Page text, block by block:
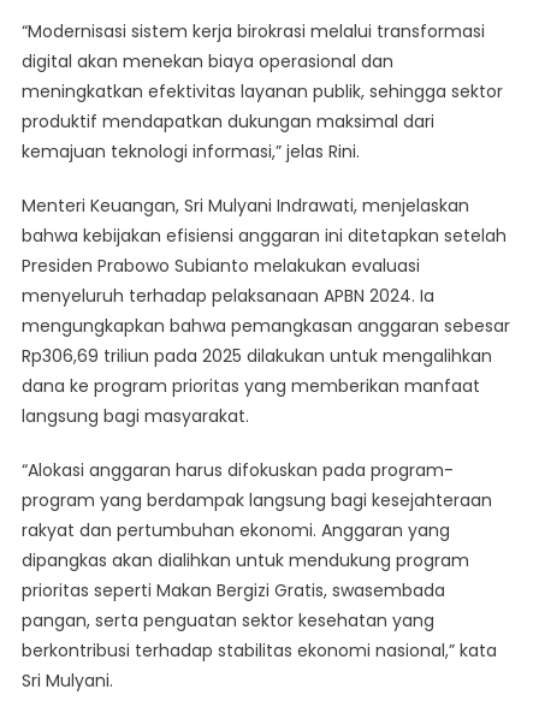
“Modernisasi sistem kerja birokrasi melalui transformasi
digital akan menekan biaya operasional dan
meningkatkan efektivitas layanan publik, sehingga sektor
produktif mendapatkan dukungan maksimal dari
kemajuan teknologi informasi,” jelas Rini.
Menteri Keuangan, Sri Mulyani Indrawati, menjelaskan
bahwa kebijakan efisiensi anggaran ini ditetapkan setelah
Presiden Prabowo Subianto melakukan evaluasi
menyeluruh terhadap pelaksanaan APBN 2024. Ia
mengungkapkan bahwa pemangkasan anggaran sebesar
Rp306,69 triliun pada 2025 dilakukan untuk mengalihkan
dana ke program prioritas yang memberikan manfaat
langsung bagi masyarakat.
“Alokasi anggaran harus difokuskan pada program-
program yang berdampak langsung bagi kesejahteraan
rakyat dan pertumbuhan ekonomi. Anggaran yang
dipangkas akan dialihkan untuk mendukung program
prioritas seperti Makan Bergizi Gratis, swasembada
pangan, serta penguatan sektor kesehatan yang
berkontribusi terhadap stabilitas ekonomi nasional,” kata
Sri Mulyani.